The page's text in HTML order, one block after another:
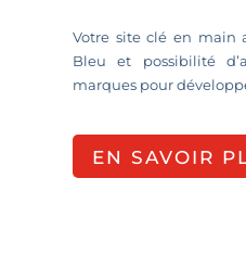
Votre site clé en main
Bleu et possibilité
marques pour
EN SAVOIR